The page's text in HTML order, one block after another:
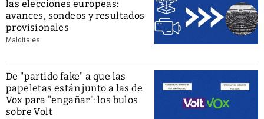
las elecciones europeas:
avances, sondeos y resultados
provisionales
Maldita.es
De "partido fake" a que las
papeletas están junto a las de
Vox para "engañar": los bulos
sobre Volt